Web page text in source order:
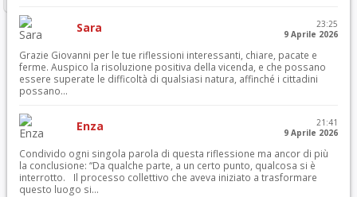
Sara
23:25
9 Aprile 2026
Grazie Giovanni per le tue riflessioni interessanti, chiare, pacate e
ferme. Auspico la risoluzione positiva della vicenda, e che possano
essere superate le difficoltà di qualsiasi natura, affinché i cittadini
possano...
Enza
21:41
9 Aprile 2026
Condivido ogni singola parola di questa riflessione ma ancor di più
la conclusione: “Da qualche parte, a un certo punto, qualcosa si è
interrotto. Il processo collettivo che aveva iniziato a trasformare
questo luogo si...